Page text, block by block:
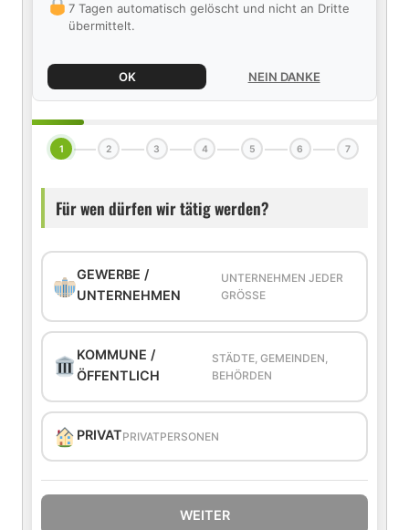
7 Tagen automatisch gelöscht und nicht an Dritte
übermittelt.
OK NEIN DANKE
1 2 3 4 5 6 7
Für wen dürfen wir tätig werden?
GEWERBE /
UNTERNEHMEN
UNTERNEHMEN JEDER
GRÖSSE
KOMMUNE /
ÖFFENTLICH
STÄDTE, GEMEINDEN,
BEHÖRDEN
PRIVATPRIVATPERSONEN
WEITER